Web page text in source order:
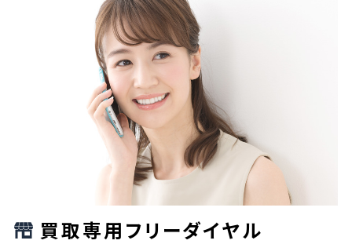
買取専用フリーダイヤル